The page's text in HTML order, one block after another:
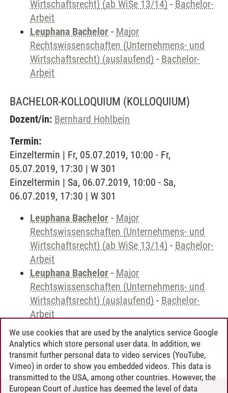
Wirtschaftsrecht) (ab WiSe 13/14) - Bachelor-
Arbeit
Leuphana Bachelor - Major
Rechtswissenschaften (Unternehmens- und
Wirtschaftsrecht) (auslaufend) - Bachelor-
Arbeit
BACHELOR-KOLLOQUIUM (KOLLOQUIUM)
Dozent/in: Bernhard Hohlbein
Termin:
Einzeltermin | Fr, 05.07.2019, 10:00 - Fr,
05.07.2019, 17:30 | W 301
Einzeltermin | Sa, 06.07.2019, 10:00 - Sa,
06.07.2019, 17:30 | W 301
Leuphana Bachelor - Major
Rechtswissenschaften (Unternehmens- und
Wirtschaftsrecht) (ab WiSe 13/14) - Bachelor-
Arbeit
Leuphana Bachelor - Major
Rechtswissenschaften (Unternehmens- und
Wirtschaftsrecht) (auslaufend) - Bachelor-
Arbeit
Andreea Tribel 30.06.2024
We use cookies that are used by the analytics service Google
Analytics which store personal user data. In addition, we
transmit further personal data to video services (YouTube,
Vimeo) in order to show you embedded videos. This data is
transmitted to the USA, among other countries. However, the
European Court of Justice has deemed the level of data